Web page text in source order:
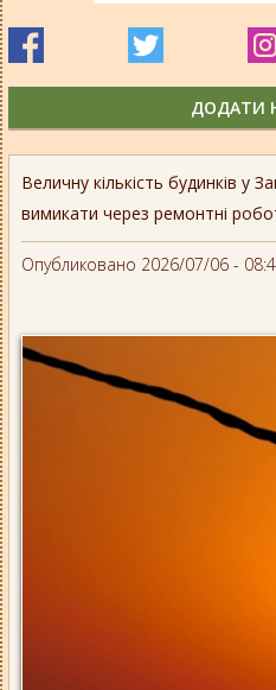
Величну кількість будинків у
вимикати через ремонтні
Опубликовано 2026/07/06 -
ДОДАТИ